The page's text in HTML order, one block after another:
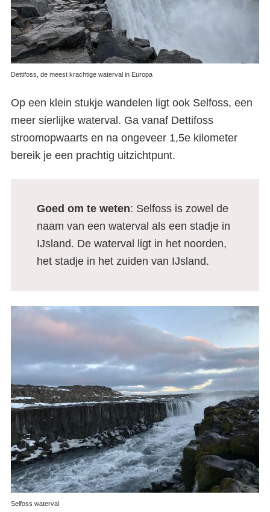
Dettifoss, de meest krachtige waterval in Europa
Op een klein stukje wandelen ligt ook Selfoss, een
meer sierlijke waterval. Ga vanaf Dettifoss
stroomopwaarts en na ongeveer 1,5e kilometer
bereik je een prachtig uitzichtpunt.
Goed om te weten: Selfoss is zowel de
naam van een waterval als een stadje in
IJsland. De waterval ligt in het noorden,
het stadje in het zuiden van IJsland.
Selfoss waterval